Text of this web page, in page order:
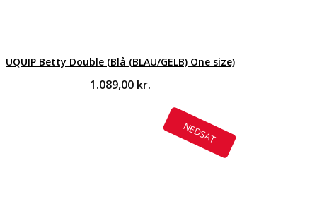
UQUIP Betty Double (Blå (BLAU/GELB) One size)
1.089,00 kr.
NEDSAT